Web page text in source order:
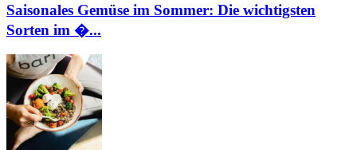
Saisonales Gemüse im Sommer: Die wichtigsten
Sorten im �...